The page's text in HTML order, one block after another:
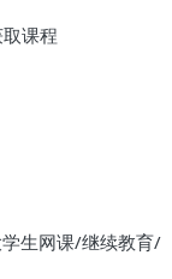
课程
生网课/继续教育/